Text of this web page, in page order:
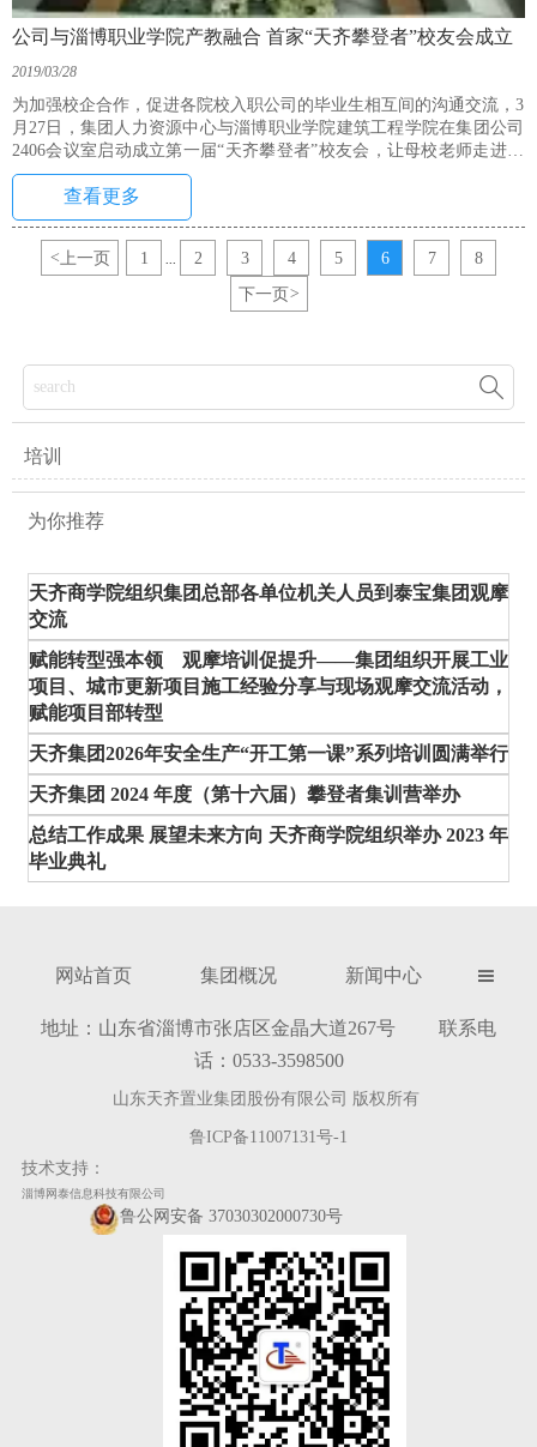
公司与淄博职业学院产教融合 首家“天齐攀登者”校友会成立
2019/03/28
为加强校企合作，促进各院校入职公司的毕业生相互间的沟通交流，3
月27日，集团人力资源中心与淄博职业学院建筑工程学院在集团公司
2406会议室启动成立第一届“天齐攀登者”校友会，让母校老师走进公
司，让毕业生回到母校，增进彼此间的情谊，达到毕业生就业、企业
招聘的互动和良性循环。
查看更多
< 上一页 1 2 3 4 5 6 7
8
下一页 >

培训
为你推荐
天齐商学院组织集团总部各单位机关人员到泰宝集团观摩
交流
赋能转型强本领 观摩培训促提升——集团组织开展工业
项目、城市更新项目施工经验分享与现场观摩交流活动，
赋能项目部转型
天齐集团2026年安全生产“开工第一课”系列培训圆满举行
天齐集团 2024 年度（第十六届）攀登者集训营举办
总结工作成果 展望未来方向 天齐商学院组织举办 2023 年
毕业典礼
网站首页 集团概况 新闻中心 
地址：山东省淄博市张店区金晶大道267号 联系电
话：0533-3598500
山东天齐置业集团股份有限公司 版权所有
鲁ICP备11007131号-1
技术支持：
淄博网泰信息科技有限公司
鲁公网安备 37030302000730号